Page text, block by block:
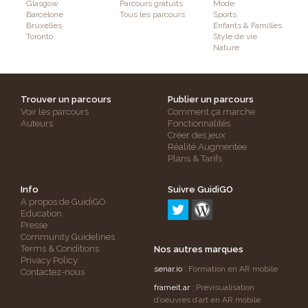
Glasgow
Barcelone
Bruxelles
Toronto
Parcours gratuits
Tous les parcours
Mode
Sports
Enfants & Familles
Style de vie
Nature
Trouver un parcours
Voir les parcours
Auteurs
Publier un parcours
Comment ça marche
Fonctionnalités
Créer des jeux
Réalité Augmentée
Plans & Tarifs
Info
A propos de GuidiGO
Education
Presse
Community Guidelines
Terms & Conditions
Privacy Policy
Contactez-nous
Suivre GuidiGO
Nos autres marques
senar.io : Formation en AR mobile
frameit.ar: Prévisualisation
d’oeuvres d’art en AR mobile